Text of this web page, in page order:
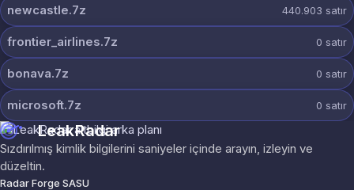
newcastle.7z 440.903 satır
frontier_airlines.7z 0 satır
bonava.7z 0 satır
microsoft.7z 0 satır
LeakRadar
Sızdırılmış kimlik bilgilerini saniyeler içinde arayın, izleyin ve
düzeltin.
Radar Forge SASU